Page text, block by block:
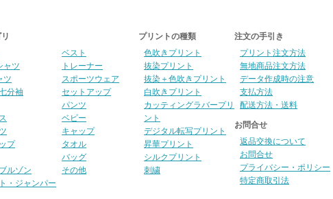
ャツ
ツ
分袖
プ
ルゾン
・ジャンパー
ベスト
トレーナー
スポーツウェア
セットアップ
パンツ
ベビー
キャップ
タオル
バッグ
その他
プリントの種類
色吹きプリント
抜染プリント
抜染＋色吹きプリント
白吹きプリント
カッティングラバープリ
ント
デジタル転写プリント
昇華プリント
シルクプリント
刺繍
注文の手引き
プリント注文方法
無地商品注文方法
データ作成時の注意
支払方法
配送方法・送料
お問合せ
返品交換について
お問合せ
プライバシー・ポリシー
特定商取引法